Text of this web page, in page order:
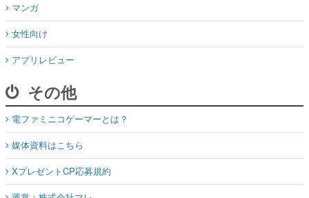
マンガ
女性向け
アプリレビュー
その他
電ファミニコゲーマーとは？
媒体資料はこちら
XプレゼントCP応募規約